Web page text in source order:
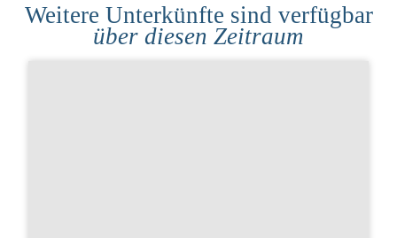
Weitere Unterkünfte sind verfügbar
über diesen Zeitraum